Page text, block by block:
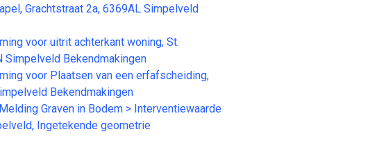
Grachtstraat 2a, 6369AL Simpelveld
voor uitrit achterkant woning, St.
Simpelveld Bekendmakingen
voor Plaatsen van een erfafscheiding,
Bekendmakingen
Graven in Bodem > Interventiewaarde
Ingetekende geometrie